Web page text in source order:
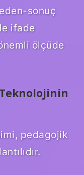
sonuç
ifade
ölçüde
pedagojik